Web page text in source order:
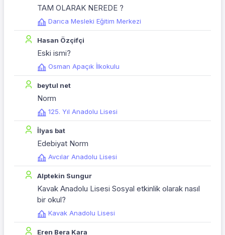
TAM OLARAK NEREDE ?
Darıca Mesleki Eğitim Merkezi
Hasan Özçifçi
Eski ismi?
Osman Apaçık İlkokulu
beytul net
Norm
125. Yıl Anadolu Lisesi
İlyas bat
Edebiyat Norm
Avcılar Anadolu Lisesi
Alptekin Sungur
Kavak Anadolu Lisesi Sosyal etkinlik olarak nasıl
bir okul?
Kavak Anadolu Lisesi
Eren Bera Kara